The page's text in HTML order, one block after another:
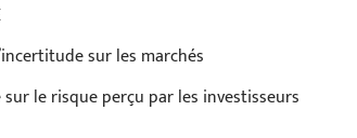
sur les marchés
le risque perçu par les investisseurs